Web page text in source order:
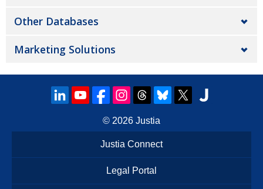
Other Databases
Marketing Solutions
© 2026 Justia
Justia Connect
Legal Portal